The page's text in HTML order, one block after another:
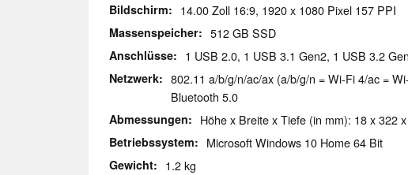
Bildschirm 14.00 Zoll 16:9, 1920 x 1080 Pixel 157 PPI
Massenspeicher 512 GB SSD
Anschlüsse 1 USB 2.0, 1 USB 3.1 Gen2, 1 USB 3.2
Netzwerk
802.11 a/b/g/n/ac/ax (a/b/g/n = Wi-Fi 4/ac =
Bluetooth 5.0
Abmessungen Höhe x Breite x Tiefe (in mm): 18 x 322
Betriebssystem Microsoft Windows 10 Home 64 Bit
Gewicht 1.2 kg